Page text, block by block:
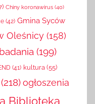
Chiny koronawirus (40)
(42) Gmina Syców
Oleśnicy (158)
(199)
(41) kultura (55)
(218)ogłoszenia